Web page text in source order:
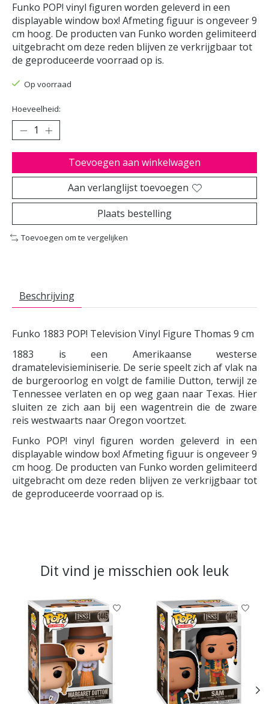
Funko POP! vinyl figuren worden geleverd in een
displayable window box! Afmeting figuur is ongeveer 9
cm hoog. De producten van Funko worden gelimiteerd
uitgebracht om deze reden blijven ze verkrijgbaar tot
de geproduceerde voorraad op is.
Op voorraad
Hoeveelheid:
Toevoegen aan winkelwagen
Aan verlanglijst toevoegen
Plaats bestelling
Toevoegen om te vergelijken
Beschrijving
Funko 1883 POP! Television Vinyl Figure Thomas 9 cm
1883 is een Amerikaanse westerse
dramatelevisieminiserie. De serie speelt zich af vlak na
de burgeroorlog en volgt de familie Dutton, terwijl ze
Tennessee verlaten en op weg gaan naar Texas. Hier
sluiten ze zich aan bij een wagentrein die de zware
reis westwaarts naar Oregon voortzet.
Funko POP! vinyl figuren worden geleverd in een
displayable window box! Afmeting figuur is ongeveer 9
cm hoog. De producten van Funko worden gelimiteerd
uitgebracht om deze reden blijven ze verkrijgbaar tot
de geproduceerde voorraad op is.
Dit vind je misschien ook leuk
Items van productcarrousel